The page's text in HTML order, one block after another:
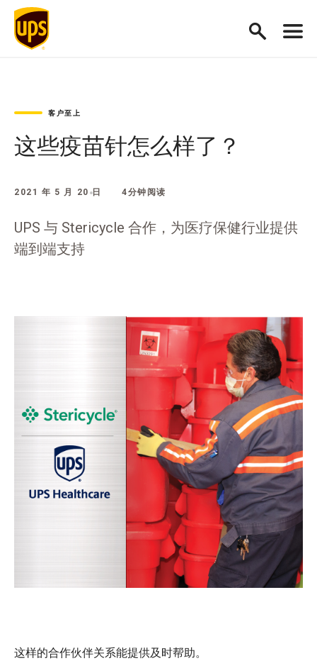
客户至上
这些疫苗针怎么样了？
2021 年 5 月 20 日 4分钟阅读
UPS 与 Stericycle 合作，为医疗保健行业提供
端到端支持
这样的合作伙伴关系能提供及时帮助。